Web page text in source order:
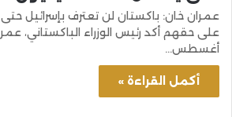
عمران خان: باكستان لن تعترف بإسرائيل
أغسطس…
أكمل القراءة »